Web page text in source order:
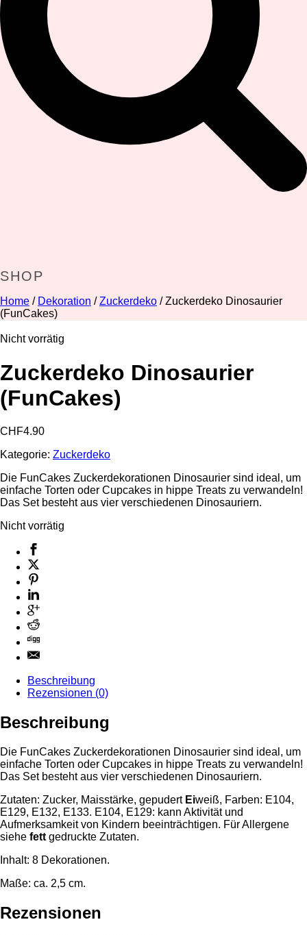
SHOP
Home / Dekoration / Zuckerdeko / Zuckerdeko Dinosaurier
(FunCakes)
Nicht vorrätig
Zuckerdeko Dinosaurier
(FunCakes)
CHF4.90
Kategorie: Zuckerdeko
Die FunCakes Zuckerdekorationen Dinosaurier sind ideal, um
einfache Torten oder Cupcakes in hippe Treats zu verwandeln!
Das Set besteht aus vier verschiedenen Dinosauriern.
Nicht vorrätig
Beschreibung
Rezensionen (0)
Beschreibung
Die FunCakes Zuckerdekorationen Dinosaurier sind ideal, um
einfache Torten oder Cupcakes in hippe Treats zu verwandeln!
Das Set besteht aus vier verschiedenen Dinosauriern.
Zutaten: Zucker, Maisstärke, gepudert Eiweiß, Farben: E104,
E129, E132, E133. E104, E129: kann Aktivität und
Aufmerksamkeit von Kindern beeinträchtigen. Für Allergene
siehe fett gedruckte Zutaten.
Inhalt: 8 Dekorationen.
Maße: ca. 2,5 cm.
Rezensionen